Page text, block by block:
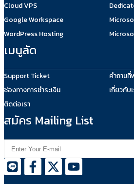
Cloud VPS
Google Workspace
WordPress Hosting
เมนูลัด
Support Ticket
ช่องทางการชำระเงิน
ติดต่อเรา
คำถาม
เกี่ยวกับ
สมัคร Mailing List